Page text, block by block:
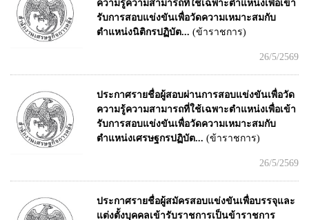
ความรู้ความสามารถที่ใช้เฉพาะตำแหน่งเพื่อเข้า
รับการสอบแข่งขันเพื่อวัดความเหมาะสมกับ
ตำแหน่งนิติกรปฏิบัต... (ข้าราชการ)
26/5/2569
ประกาศรายชื่อผู้สอบผ่านการสอบแข่งขันเพื่อวัด
ความรู้ความสามารถที่ใช้เฉพาะตำแหน่งเพื่อเข้า
รับการสอบแข่งขันเพื่อวัดความเหมาะสมกับ
ตำแหน่งเศรษฐกรปฏิบัต... (ข้าราชการ)
26/5/2569
ประกาศรายชื่อผู้สมัครสอบแข่งขันเพื่อบรรจุและ
แต่งตั้งบุคคลเข้ารับราชการเป็นข้าราชการ